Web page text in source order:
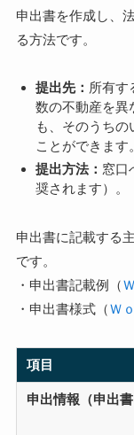
申出書を作成し、
る方法です。
提出先： 所有す
数の不動産を異
も、そのうち
ことができます。
提出方法： 窓口
奨されます）。
申出書に記載する
です。
・申出書記載例（
・申出書様式（Ｗ
項目
申出情報（申出書